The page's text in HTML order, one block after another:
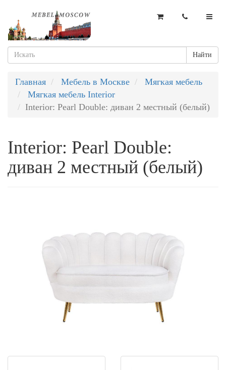
Найти
Главная Мебель в Москве
Мягкая мебель
Мягкая мебель Interior
Interior: Pearl Double: диван 2 местный (белый)
Interior: Pearl Double:
диван 2 местный (белый)